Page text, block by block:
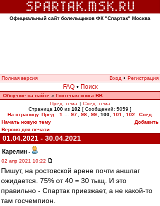
Официальный сайт болельщиков ФК "Спартак" Москва
Полная версия Вход • Регистрация
FAQ • Поиск
Общение на сайте » Гостевая книга ВВ
Пред. тема | След. тема
Страница 100 из 102 [ Сообщений: 5059 ]
На страницу Пред. 1 97 98 99 100, 101 102
След.
Начать новую тему
Добавить
Версия для печати
01.04.2021 - 30.04.2021
Карелин -
02 апр 2021 10:22
Пишут, на ростовской арене почти аншлаг
ожидается. 75% от 40 = 30 тыщ. И это
правильно - Спартак приезжает, а не какой-то
там госчемпион.